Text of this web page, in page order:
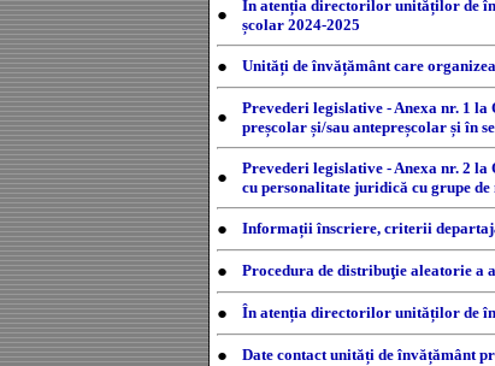
● În atenția directorilor unităților de
școlar 2024-2025
● Unități de învățământ care
● Prevederi legislative - Anexa nr. 1
preșcolar și/sau antepreșcolar și în
● Prevederi legislative - Anexa nr. 2
cu personalitate juridică cu grupe
● Informații înscriere, criterii
● Procedura de distribuţie aleatorie
● În atenția directorilor unităților de
● Date contact unități de învățământ